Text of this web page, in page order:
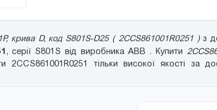
крива D, код S801S-D25 ( 2CCS861001R0251 )з
, серії S801S від виробника ABB . Купити
тільки високої якості за